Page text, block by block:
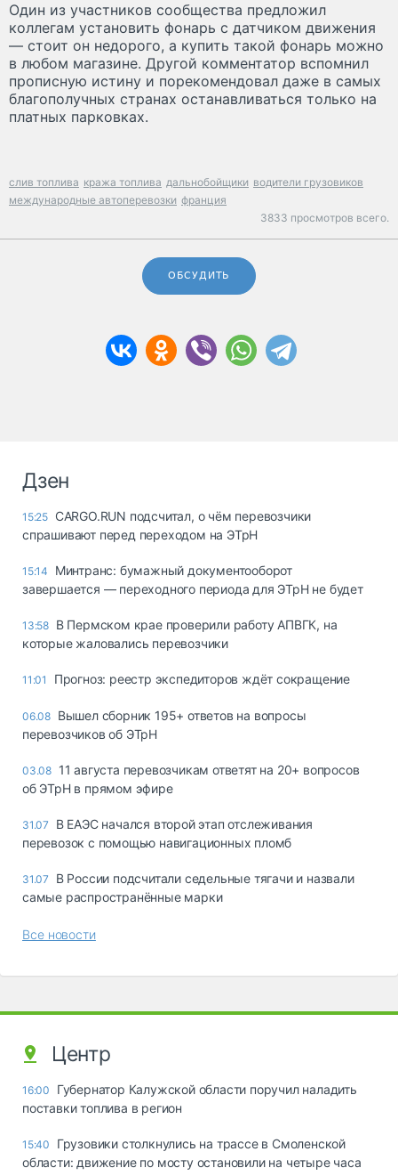
Один из участников сообщества предложил
коллегам установить фонарь с датчиком движения
— стоит он недорого, а купить такой фонарь можно
в любом магазине. Другой комментатор вспомнил
прописную истину и порекомендовал даже в самых
благополучных странах останавливаться только на
платных парковках.
слив топлива кража топлива дальнобойщики водители грузовиков
международные автоперевозки франция
3833 просмотров всего.
ОБСУДИТЬ
Дзен
15:25 CARGO.RUN подсчитал, о чём перевозчики
спрашивают перед переходом на ЭТрН
15:14
Минтранс: бумажный документооборот
завершается — переходного периода для ЭТрН не будет
13:58 В Пермском крае проверили работу АПВГК, на
которые жаловались перевозчики
11:01 Прогноз: реестр экспедиторов ждёт сокращение
06.08 Вышел сборник 195+ ответов на вопросы
перевозчиков об ЭТрН
03.08 11 августа перевозчикам ответят на 20+ вопросов
об ЭТрН в прямом эфире
31.07
В ЕАЭС начался второй этап отслеживания
перевозок с помощью навигационных пломб
31.07
В России подсчитали седельные тягачи и назвали
самые распространённые марки
Все новости
Центр
16:00
Губернатор Калужской области поручил наладить
поставки топлива в регион
15:40
Грузовики столкнулись на трассе в Смоленской
области: движение по мосту остановили на четыре часа